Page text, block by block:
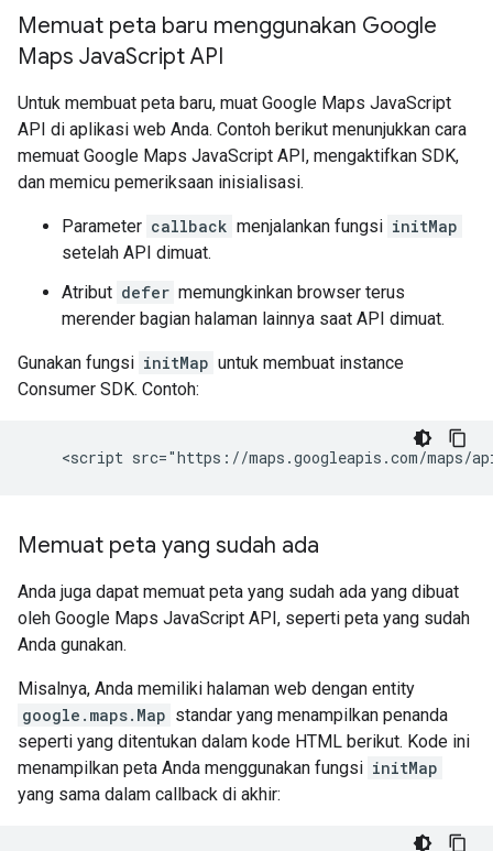
Memuat peta baru menggunakan Google
Maps JavaScript API
Untuk membuat peta baru, muat Google Maps JavaScript
API di aplikasi web Anda. Contoh berikut menunjukkan cara
memuat Google Maps JavaScript API, mengaktifkan SDK,
dan memicu pemeriksaan inisialisasi.
Parameter callback menjalankan fungsi initMap
setelah API dimuat.
Atribut defer memungkinkan browser terus
merender bagian halaman lainnya saat API dimuat.
Gunakan fungsi initMap untuk membuat instance
Consumer SDK. Contoh:
Memuat peta yang sudah ada
Anda juga dapat memuat peta yang sudah ada yang dibuat
oleh Google Maps JavaScript API, seperti peta yang sudah
Anda gunakan.
Misalnya, Anda memiliki halaman web dengan entity
google.maps.Map standar yang menampilkan penanda
seperti yang ditentukan dalam kode HTML berikut. Kode ini
menampilkan peta Anda menggunakan fungsi initMap
yang sama dalam callback di akhir: